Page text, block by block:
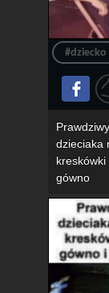
#dziecko
dzieciaka
gówno